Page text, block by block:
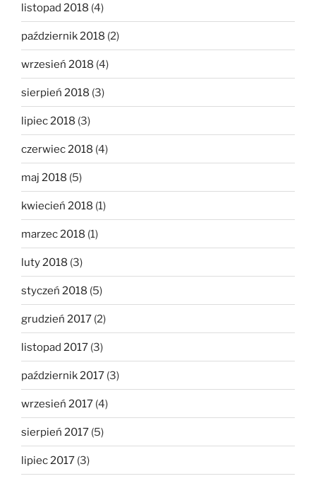
listopad 2018 (4)
październik 2018 (2)
wrzesień 2018 (4)
sierpień 2018 (3)
lipiec 2018 (3)
czerwiec 2018 (4)
maj 2018 (5)
kwiecień 2018 (1)
marzec 2018 (1)
luty 2018 (3)
styczeń 2018 (5)
grudzień 2017 (2)
listopad 2017 (3)
październik 2017 (3)
wrzesień 2017 (4)
sierpień 2017 (5)
lipiec 2017 (3)